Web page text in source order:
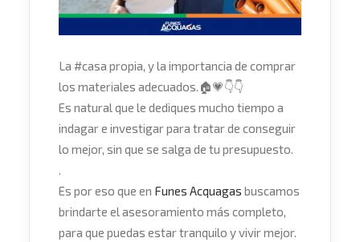
La #casa propia, y la importancia de comprar
los materiales adecuados. 🏠💗👇👇
Es natural que le dediques mucho tiempo a
indagar e investigar para tratar de conseguir
lo mejor, sin que se salga de tu presupuesto.
.
Es por eso que en Funes Acquagas buscamos
brindarte el asesoramiento más completo,
para que puedas estar tranquilo y vivir mejor.